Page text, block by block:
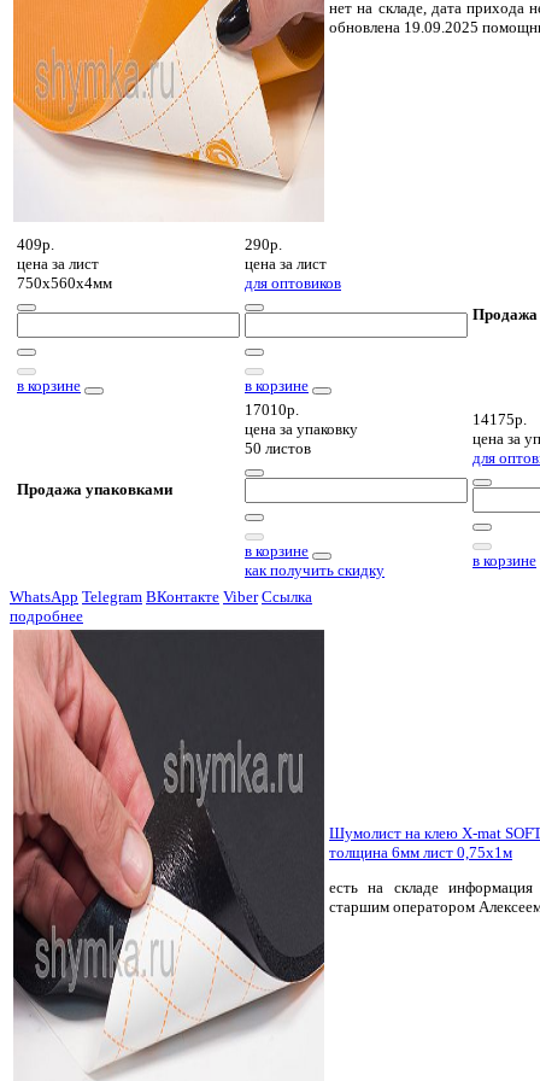
нет на складе, дата прихода
обновлена 19.09.2025
409р.
цена за лист
750х560х4мм
в корзине
290р.
цена за лист
для оптовиков
в корзине
Продажа
Продажа упаковками
17010р.
цена за упаковку
50 листов
в корзине
как получить скидку
14175р.
цена за
для
в корзине
WhatsApp Telegram ВКонтакте Viber Ссылка
подробнее
Шумолист на клею X-mat
толщина 6мм лист 0,75х1м
есть на складе информация
старшим оператором